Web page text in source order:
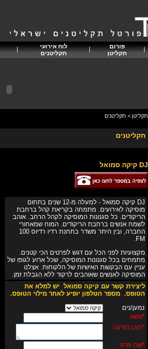
פורום
תקליטן
לוח אירועי
תקליטנים
תקליטן > תקליטנים
תקליטנים
DJ קיקה סמואל
DJ קיקה סמואל - למעלה מ-12 שנים בתחום
מוסיקה לאירועים. מתמחה בקריאת קהל ברחבת
הריקודים. כל סגנונות המוסיקה לקהל הרחב. אוהב
לשמח אנשים ברחבת הריקודים. המוח שמאחורי
החברה, ובין היתר משדר בתחנת רדיו רדיוס 100
FM.
מקצועיות לפני הכל עם דגש לפרטים הכי קטנים.
מתמחים בכל סגנונות המוסיקה, שכל ארוע לגופו של
עניין עם הבקשות האישיות של הלקוחות. אצלנו
המוסיקה לאנשים שאוהבים לרקוד ללא הגבלת זמן.
ליצירת קשר עם קיקה סמואל יש למלא את
הטופס. מספר הטלפון יופיע לאחר מילוי הטופס.
נמען/נים
*נושא
*תוכן הודעה
*שם פרטי